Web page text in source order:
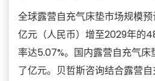
全球露营自充气床垫市场规模
亿元（人民币）增至2029年的
率达5.07%。国内露营自充气
了亿元。贝哲斯咨询结合露营